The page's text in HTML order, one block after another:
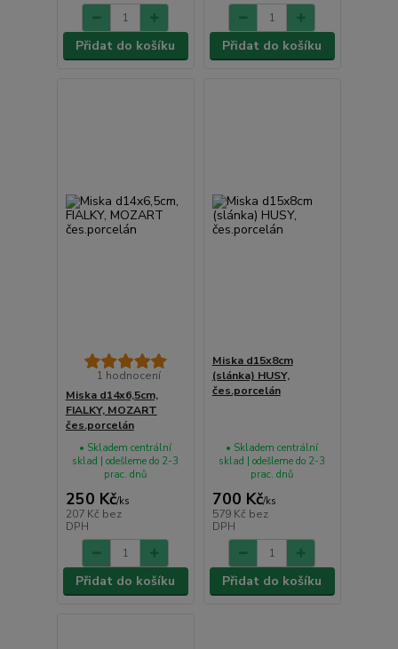
Přidat do košíku Přidat do košíku
1 hodnocení
Miska d14x6,5cm,
FIALKY, MOZART
čes.porcelán
250 Kč/ks
207 Kč bez
DPH
• Skladem centrální
sklad | odešleme do 2-3
prac. dnů
Přidat do košíku
Miska d15x8cm
(slánka) HUSY,
čes.porcelán
700 Kč/ks
579 Kč bez
DPH
• Skladem centrální
sklad | odešleme do 2-3
prac. dnů
Přidat do košíku